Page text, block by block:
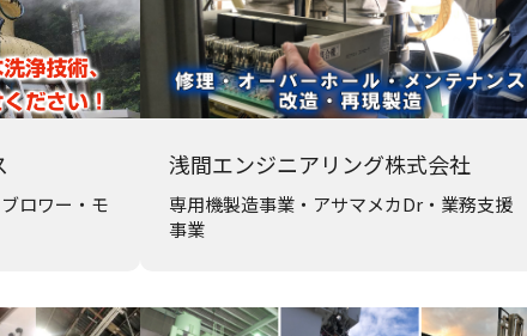
ロワー・モ
浅間エンジニアリング株式会社
専用機製造事業・アサマメカDr・業務支援
事業